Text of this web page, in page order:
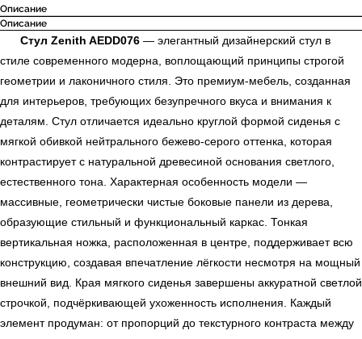
Описание
Описание
Стул Zenith AEDD076 — элегантный дизайнерский стул в
стиле современного модерна, воплощающий принципы строгой
геометрии и лаконичного стиля. Это премиум-мебель, созданная
для интерьеров, требующих безупречного вкуса и внимания к
деталям. Стул отличается идеально круглой формой сиденья с
мягкой обивкой нейтрального бежево-серого оттенка, которая
контрастирует с натуральной древесиной основания светлого,
естественного тона. Характерная особенность модели —
массивные, геометрически чистые боковые панели из дерева,
образующие стильный и функциональный каркас. Тонкая
вертикальная ножка, расположенная в центре, поддерживает всю
конструкцию, создавая впечатление лёгкости несмотря на мощный
внешний вид. Края мягкого сиденья завершены аккуратной светлой
строчкой, подчёркивающей ухоженность исполнения. Каждый
элемент продуман: от пропорций до текстурного контраста между